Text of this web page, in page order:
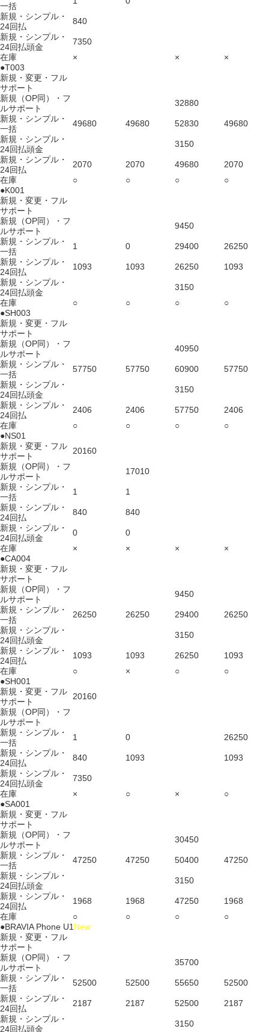
一括
新規・シンプル・
24回払
840
新規・シンプル・
24回払頭金
7350
在庫
× ×
×
●T003
新規・変更・フル
サポート
新規（OP同）・フ
ルサポート
32880
新規・シンプル・
一括
49680 49680 52830
49680
新規・シンプル・
24回払頭金
3150
新規・シンプル・
24回払
2070 2070 49680
2070
在庫
○ ○ ○
○
●K001
新規・変更・フル
サポート
新規（OP同）・フ
ルサポート
9450
新規・シンプル・
一括
1 0 29400
26250
新規・シンプル・
24回払
1093 1093 26250
1093
新規・シンプル・
24回払頭金
3150
在庫
○ ○ ○
○
●SH003
新規・変更・フル
サポート
新規（OP同）・フ
ルサポート
40950
新規・シンプル・
一括
57750 57750 60900
57750
新規・シンプル・
24回払頭金
3150
新規・シンプル・
24回払
2406 2406 57750
2406
在庫
○ ○ ○
○
●NS01
新規・変更・フル
サポート
20160
新規（OP同）・フ
ルサポート
17010
新規・シンプル・
一括
1
1
新規・シンプル・
24回払
840
840
新規・シンプル・
24回払頭金
0
0
在庫
× × ×
×
●CA004
新規・変更・フル
サポート
新規（OP同）・フ
ルサポート
9450
新規・シンプル・
一括
26250 26250 29400
26250
新規・シンプル・
24回払頭金
3150
新規・シンプル・
24回払
1093 1093 26250
1093
在庫
○ × ○
○
●SH001
新規・変更・フル
サポート
20160
新規（OP同）・フ
ルサポート
新規・シンプル・
一括
1 0
26250
新規・シンプル・
24回払
840 1093
1093
新規・シンプル・
24回払頭金
7350
在庫
× ○ ×
○
●SA001
新規・変更・フル
サポート
新規（OP同）・フ
ルサポート
30450
新規・シンプル・
一括
47250 47250 50400
47250
新規・シンプル・
24回払頭金
3150
新規・シンプル・
24回払
1968 1968 47250
1968
在庫
○ ○ ○
○
●BRAVIA Phone U1 New
新規・変更・フル
サポート
新規（OP同）・フ
ルサポート
35700
新規・シンプル・
一括
52500 52500 55650
52500
新規・シンプル・
24回払
2187 2187 52500
2187
新規・シンプル・
24回払頭金
3150